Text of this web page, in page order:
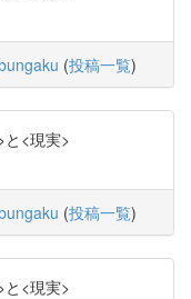
(投稿一覧)
<現実>
(投稿一覧)
<現実>